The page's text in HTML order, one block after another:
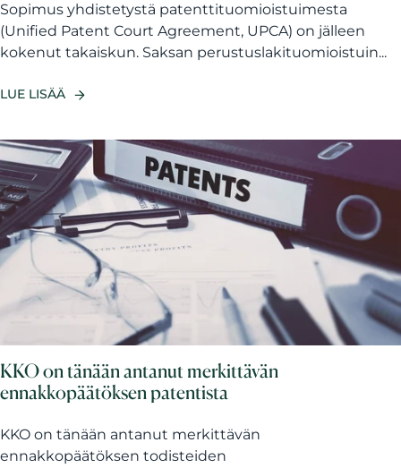
Sopimus yhdistetystä patenttituomioistuimesta
(Unified Patent Court Agreement, UPCA) on jälleen
kokenut takaiskun. Saksan perustuslakituomioistuin...
LUE LISÄÄ
KKO on tänään antanut merkittävän
ennakkopäätöksen patentista
KKO on tänään antanut merkittävän
ennakkopäätöksen todisteiden